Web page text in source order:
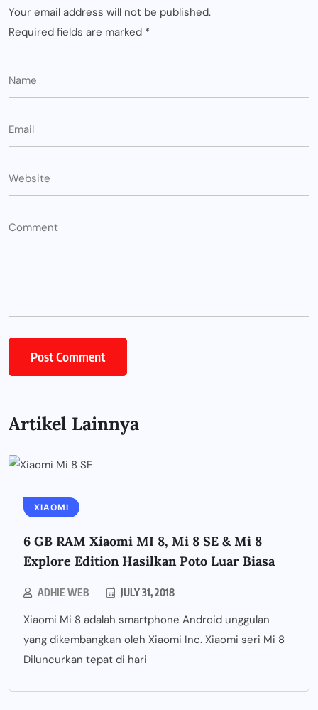
Your email address will not be published.
Required fields are marked *
Artikel Lainnya
XIAOMI
6 GB RAM Xiaomi MI 8, Mi 8 SE & Mi 8
Explore Edition Hasilkan Poto Luar Biasa
ADHIE WEB JULY 31, 2018
Xiaomi Mi 8 adalah smartphone Android unggulan
yang dikembangkan oleh Xiaomi Inc. Xiaomi seri Mi 8
Diluncurkan tepat di hari